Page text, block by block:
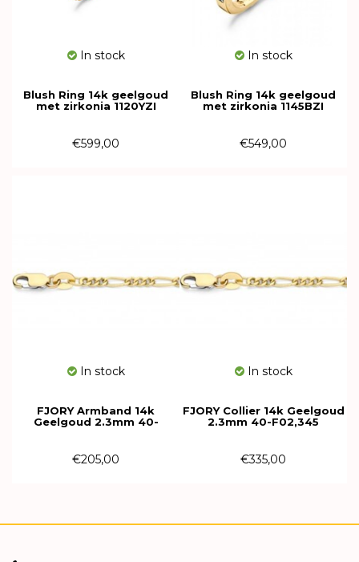
In stock
Blush Ring 14k geelgoud
met zirkonia 1120YZI
€599,00
In stock
Blush Ring 14k geelgoud
met zirkonia 1145BZI
€549,00
In stock
FJORY Armband 14k
Geelgoud 2.3mm 40-
€205,00
In stock
FJORY Collier 14k Geelgoud
2.3mm 40-F02,345
€335,00